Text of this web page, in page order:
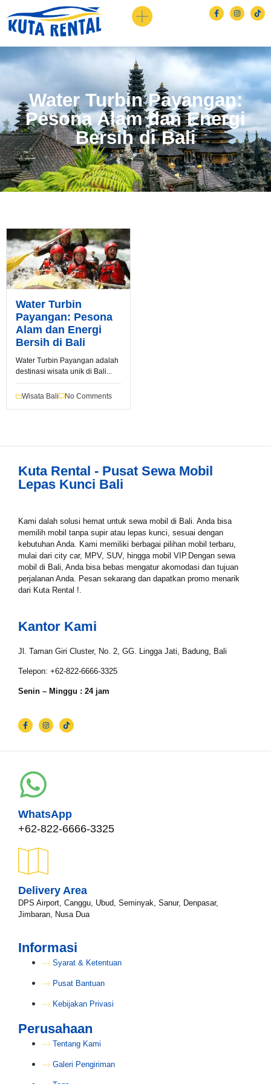
Water Turbin Payangan:
Pesona Alam dan Energi
Bersih di Bali
Water Turbin
Payangan: Pesona
Alam dan Energi
Bersih di Bali
Water Turbin Payangan adalah
destinasi wisata unik di Bali...
Wisata Bali No Comments
Kuta Rental - Pusat Sewa Mobil
Lepas Kunci Bali
Kami dalah solusi hemat untuk sewa mobil di Bali. Anda bisa
memilih mobil tanpa supir atau lepas kunci, sesuai dengan
kebutuhan Anda. Kami memiliki berbagai pilihan mobil terbaru,
mulai dari city car, MPV, SUV, hingga mobil VIP.Dengan sewa
mobil di Bali, Anda bisa bebas mengatur akomodasi dan tujuan
perjalanan Anda. Pesan sekarang dan dapatkan promo menarik
dari Kuta Rental !.
Book via WhatsApp
Pilih Mobil*
Nama*
Tgl Mulai*
Tgl Selesai*
WhatsApp*
Kantor Kami
Jl. Taman Giri Cluster, No. 2, GG. Lingga Jati, Badung, Bali
Telepon: +62-822-6666-3325
Senin – Minggu : 24 jam
WhatsApp
+62-822-6666-3325
Delivery Area
DPS Airport, Canggu, Ubud, Seminyak, Sanur, Denpasar,
Jimbaran, Nusa Dua
Informasi
Syarat & Ketentuan
Pusat Bantuan
Kebijakan Privasi
Perusahaan
Tentang Kami
Galeri Pengiriman